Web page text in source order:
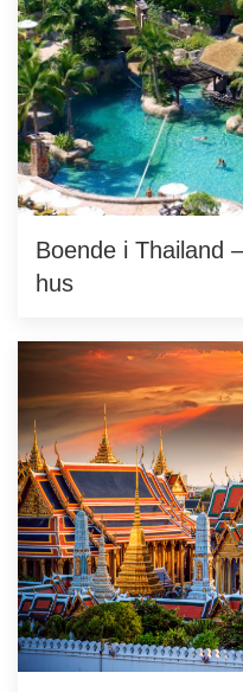
Boende i Thailand
hus